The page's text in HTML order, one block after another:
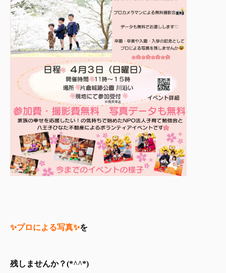
✨プロによる写真✨を
残しませんか？(*^^*)